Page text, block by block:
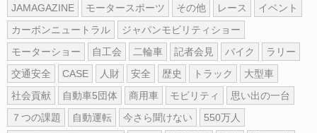
JAMAGAZINE モータースポーツ その他 レース
イベント
カーボンニュートラル
ジャパンモビリティショー
モーターショー
自工会 二輪車 記者会見 バイク
ラリー
交通安全
CASE 人財 安全 歴史 トラック
大型車
社会貢献
自動車5団体 商用車 モビリティ
思い出の一台
７つの課題
自動運転 今さら聞けない
550万人